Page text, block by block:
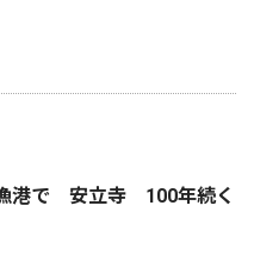
港で 安立寺 100年続く